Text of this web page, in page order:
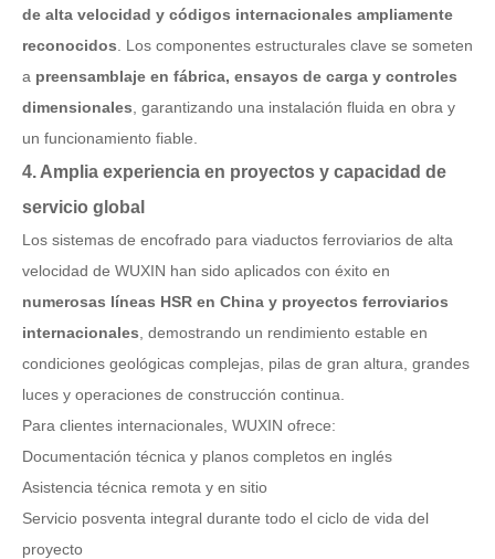
de alta velocidad y códigos internacionales ampliamente
reconocidos . Los componentes estructurales clave se someten
a preensamblaje en fábrica, ensayos de carga y controles
dimensionales , garantizando una instalación fluida en obra y
un funcionamiento fiable.
4. Amplia experiencia en proyectos y capacidad de
servicio global
Los sistemas de encofrado para viaductos ferroviarios de alta
velocidad de WUXIN han sido aplicados con éxito en
numerosas líneas HSR en China y proyectos ferroviarios
internacionales , demostrando un rendimiento estable en
condiciones geológicas complejas, pilas de gran altura, grandes
luces y operaciones de construcción continua.
Para clientes internacionales, WUXIN ofrece:
Documentación técnica y planos completos en inglés
Asistencia técnica remota y en sitio
Servicio posventa integral durante todo el ciclo de vida del
proyecto